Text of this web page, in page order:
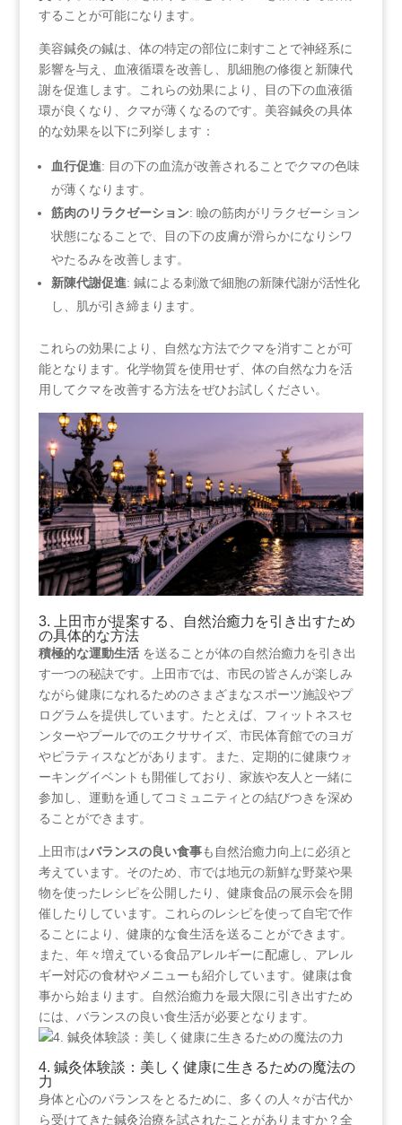
することが可能になります。
美容鍼灸の鍼は、体の特定の部位に刺すことで神経系に
影響を与え、血液循環を改善し、肌細胞の修復と新陳代
謝を促進します。これらの効果により、目の下の血液循
環が良くなり、クマが薄くなるのです。美容鍼灸の具体
的な効果を以下に列挙します：
血行促進: 目の下の血流が改善されることでクマの色味
が薄くなります。
筋肉のリラクゼーション: ⁢瞼の筋肉がリラクゼーション
状態になることで、目の下の皮膚が滑らかになりシワ
やたるみを改善します。
新陳代謝促進: 鍼による刺激で細胞の新陳代謝が活性化
し、肌が引き締まります。
これらの効果により、自然な方法でクマを消すことが可
能となります。化学物質を使用せず、体の自然な力を活
用してクマを改善する方法をぜひお試しください。
3. ⁣上田市が提案する、自然治癒力を引き出すため
の具体的な方法
積極的な運動生活‍を送ることが体の自然治癒力を引き出
す一つの秘訣です。上田市では、市民の皆さんが楽しみ
ながら健康になれるためのさまざまなスポーツ施設やプ
ログラムを提供しています。たとえば、フィットネスセ
ンターやプールでのエクササイズ、市民体育館でのヨガ
やピラティスなどがあります。また、定期的に健康ウォ
ーキングイベントも開催しており、家族や友人と一緒に
参加し、運動を通してコミュニティとの結びつきを深め
ることができます。
上田市はバランスの良い食事も自然治癒力向上に必須と
考えています。そのため、市では地元の新鮮な野菜や果
物を使ったレシピを公開したり、健康食品の展示会を開
催したりしています。これらのレシピを使って自宅で作
ることにより、健康的な食生活を送ることができます。
また、年々増えている食品アレルギーに配慮し、アレル
ギー対応の食材やメニューも紹介しています。健康は食
事から始まります。自然治癒力を最大限に引き出すため
には、バランスの良い食生活が必要となります。
4. 鍼灸体験談：美しく健康に生きるための魔法の
力
身体と心のバランスをとるために、多くの人々が古代か
ら受けてきた鍼灸治療を試されたことがありますか？全